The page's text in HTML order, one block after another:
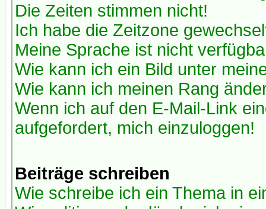
Die Zeiten stimmen nicht!
Ich habe die Zeitzone
Meine Sprache ist nicht
Wie kann ich ein Bild unter
Wie kann ich meinen Rang
Wenn ich auf den E-Mail-Link
aufgefordert, mich einzuloggen!
Beiträge schreiben
Wie schreibe ich ein Thema in